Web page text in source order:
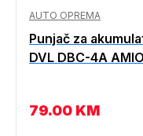
AUTO OPREMA
Punjač za
DVL DBC-4A AMIO
79.00 KM